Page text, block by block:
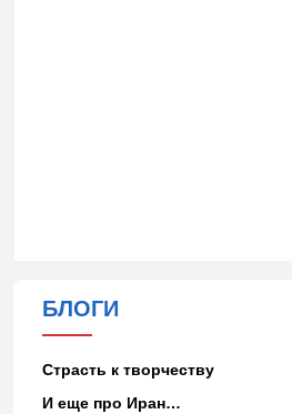
БЛОГИ
Страсть к творчеству
И еще про Иран…